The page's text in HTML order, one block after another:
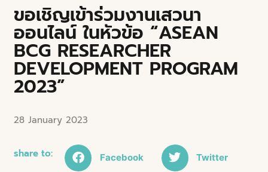
ขอเชิญเข้าร่วมงานเสวนา
ออนไลน์ ในหัวข้อ “ASEAN
BCG RESEARCHER
DEVELOPMENT PROGRAM
2023”
28 January 2023
share to: Facebook Twitter